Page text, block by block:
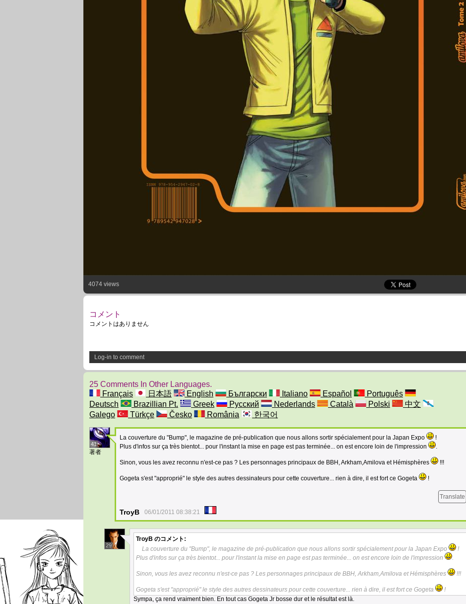
4074 views
コメント
コメントはありません
Log-in to comment
25 Comments In Other Languages.
Français
日本語 English Български Italiano Español
Português
Deutsch
Brazillian Pt. Greek Русский Nederlands Català Polski
中文
Galego
Türkçe Česko România 한국어
41
著者
La couverture du "Bump", le magazine de pré-publication que nous allons sortir spécialement pour la Japan Expo
!
Plus d'infos sur ça très bientot... pour l'instant la mise en page est pas terminée... on est encore loin de l'impression
.
Sinon, vous les avez reconnu n'est-ce pas ? Les personnages principaux de BBH, Arkham,Amilova et Hémisphères !!!
Gogeta s'est "approprié" le style des autres dessinateurs pour cette couverture... rien à dire, il est fort ce Gogeta !
Translate
TroyB 06/01/2011 08:38:21
29
TroyB のコメント:
La couverture du "Bump", le magazine de pré-publication que nous allons sortir spécialement pour la Japan Expo
!
Plus d'infos sur ça très bientot... pour l'instant la mise en page est pas terminée... on est encore loin de l'impression
.
Sinon, vous les avez reconnu n'est-ce pas ? Les personnages principaux de BBH, Arkham,Amilova et Hémisphères !!!
Gogeta s'est "approprié" le style des autres dessinateurs pour cette couverture... rien à dire, il est fort ce Gogeta
!
Sympa, ça rend vraiment bien. En tout cas Gogeta Jr bosse dur et le résultat est là.